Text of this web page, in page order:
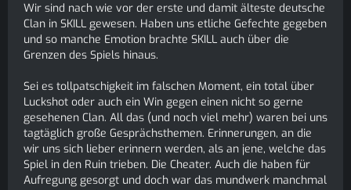
Wir sind nach wie vor der erste und damit älteste deutsche
Clan in SKILL gewesen. Haben uns etliche Gefechte gegeben
und so manche Emotion brachte SKILL auch über die
Grenzen des Spiels hinaus.
Sei es tollpatschigkeit im falschen Moment, ein total über
Luckshot oder auch ein Win gegen einen nicht so gerne
gesehenen Clan. All das (und noch viel mehr) waren bei uns
tagtäglich große Gesprächsthemen. Erinnerungen, an die
wir uns sich lieber erinnern werden, als an jene, welche das
Spiel in den Ruin trieben. Die Cheater. Auch die haben für
Aufregung gesorgt und doch war das mundwerk manchmal